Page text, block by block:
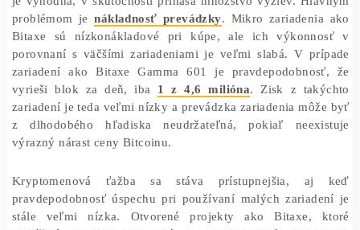
Bitaxe,Skot , sa vyjadril, že tieto otvorené projekty
proti „secrecy and exclusivity“ v kryptomenovej
pomáhajú urobiť tento priemysel transparentnejší.
Výzvy spojené s mikro miningom
Aj keď sa môže zdať, že ťažba Bitcoinov s mikro
je výhodná, v skutočnosti prináša množstvo výziev.
problémom jenákladnosť prevádzky
. Mikro
Bitaxe sú nízkonákladové pri kúpe, ale ich